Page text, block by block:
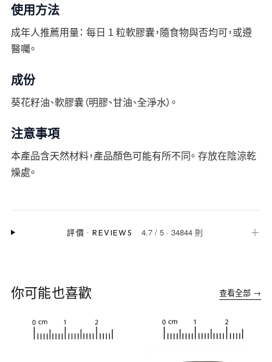
使用方法
成年人推薦用量： 每日 1 粒軟膠囊，隨食物與否均可，或遵
醫囑。
成份
葵花籽油、軟膠囊（明膠、甘油、全淨水）。
注意事項
本產品含天然材料，產品顏色可能有所不同。 存放在陰涼乾
燥處。
評價 ·REVIEWS 4.7/ 5· 34844 則 ＋
你可能也喜歡 查看全部 →